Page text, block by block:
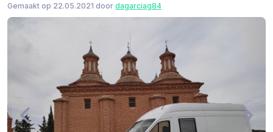
Gemaakt op 22.05.2021 door dagarciag84